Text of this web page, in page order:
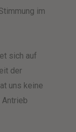
im
sich auf
der
uns keine